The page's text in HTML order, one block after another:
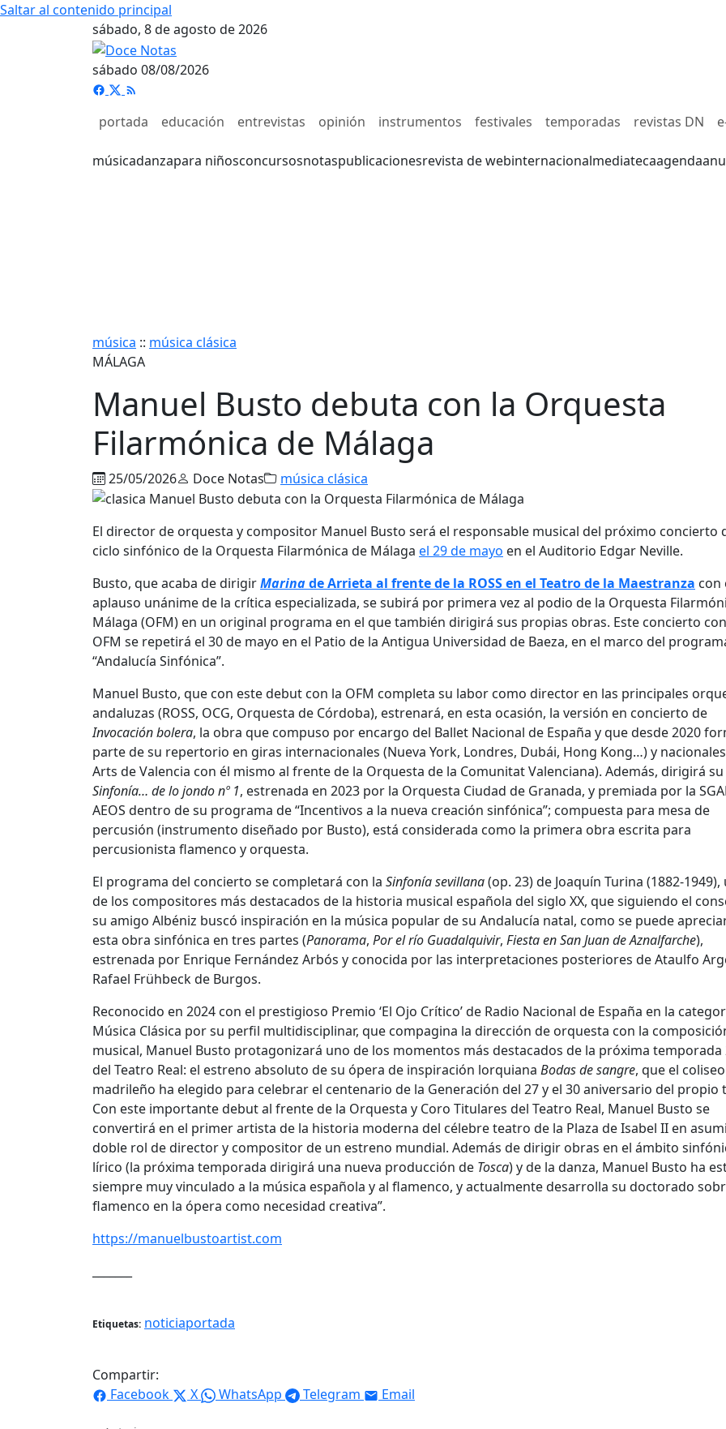
Saltar al contenido principal
sábado, 8 de agosto de 2026
sábado 08/08/2026
portada educación entrevistas opinión instrumentos festivales temporadas revistas DN
músicadanzapara niñosconcursosnotaspublicacionesrevista de webinternacionalmediatecaagenda
música :: música clásica
MÁLAGA
Manuel Busto debuta con la Orquesta
Filarmónica de Málaga
25/05/2026 Doce Notas música clásica
El director de orquesta y compositor Manuel Busto será el responsable musical del próximo concierto
ciclo sinfónico de la Orquesta Filarmónica de Málaga el 29 de mayo en el Auditorio Edgar Neville.
Busto, que acaba de dirigirMarinade Arrieta al frente de la ROSS en el Teatro de la Maestranza con
aplauso unánime de la crítica especializada, se subirá por primera vez al podio de la Orquesta
Málaga (OFM) en un original programa en el que también dirigirá sus propias obras. Este concierto
OFM se repetirá el 30 de mayo en el Patio de la Antigua Universidad de Baeza, en el marco del
“Andalucía Sinfónica”.
Manuel Busto, que con este debut con la OFM completa su labor como director en las principales
andaluzas (ROSS, OCG, Orquesta de Córdoba), estrenará, en esta ocasión, la versión en concierto de
Invocación bolera, la obra que compuso por encargo del Ballet Nacional de España y que desde 2020
parte de su repertorio en giras internacionales (Nueva York, Londres, Dubái, Hong Kong…) y nacionales
Arts de Valencia con él mismo al frente de la Orquesta de la Comunitat Valenciana). Además, dirigirá su
Sinfonía… de lo jondo nº 1, estrenada en 2023 por la Orquesta Ciudad de Granada, y premiada por la
AEOS dentro de su programa de “Incentivos a la nueva creación sinfónica”; compuesta para mesa de
percusión (instrumento diseñado por Busto), está considerada como la primera obra escrita para
percusionista flamenco y orquesta.
El programa del concierto se completará con la Sinfonía sevillana(op. 23) de Joaquín Turina (1882-1949),
de los compositores más destacados de la historia musical española del siglo XX, que siguiendo el
su amigo Albéniz buscó inspiración en la música popular de su Andalucía natal, como se puede
esta obra sinfónica en tres partes (Panorama, Por el río Guadalquivir, Fiesta en San Juan de Aznalfarche),
estrenada por Enrique Fernández Arbós y conocida por las interpretaciones posteriores de Ataulfo
Rafael Frühbeck de Burgos.
Reconocido en 2024 con el prestigioso Premio ‘El Ojo Crítico’ de Radio Nacional de España en la
Música Clásica por su perfil multidisciplinar, que compagina la dirección de orquesta con la
musical, Manuel Busto protagonizará uno de los momentos más destacados de la próxima temporada
del Teatro Real: el estreno absoluto de su ópera de inspiración lorquiana Bodas de sangre, que el coliseo
madrileño ha elegido para celebrar el centenario de la Generación del 27 y el 30 aniversario del propio
Con este importante debut al frente de la Orquesta y Coro Titulares del Teatro Real, Manuel Busto se
convertirá en el primer artista de la historia moderna del célebre teatro de la Plaza de Isabel II en
doble rol de director y compositor de un estreno mundial. Además de dirigir obras en el ámbito
lírico (la próxima temporada dirigirá una nueva producción de Tosca) y de la danza, Manuel Busto ha
siempre muy vinculado a la música española y al flamenco, y actualmente desarrolla su doctorado
flamenco en la ópera como necesidad creativa”.
https://manuelbustoartist.com
Etiquetas: noticiaportada
Compartir:
Facebook
X WhatsApp Telegram Email